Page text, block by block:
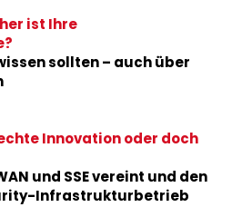
ist Ihre
sollten – auch über
echte Innovation oder doch
und SSE vereint und den
Infrastrukturbetrieb